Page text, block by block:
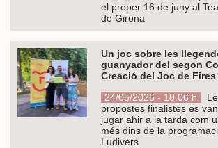
el proper 16 de juny al
de Girona
Un joc sobre les
guanyador del segon
Creació del Joc de
24/05/2026 - 10.06 h
propostes finalistes es
jugar ahir a la tarda com
més dins de la
Ludivers